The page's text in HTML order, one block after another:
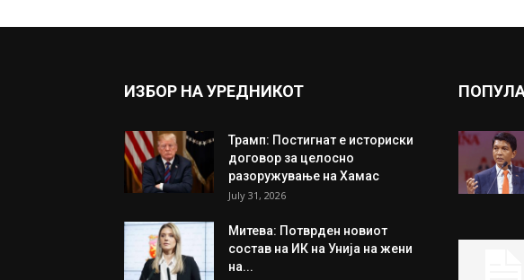
ИЗБОР НА УРЕДНИКОТ
Трамп: Постигнат е историски
договор за целосно
разоружување на Хамас
July 31, 2026
Митева: Потврден новиот
состав на ИК на Унија на жени
на...